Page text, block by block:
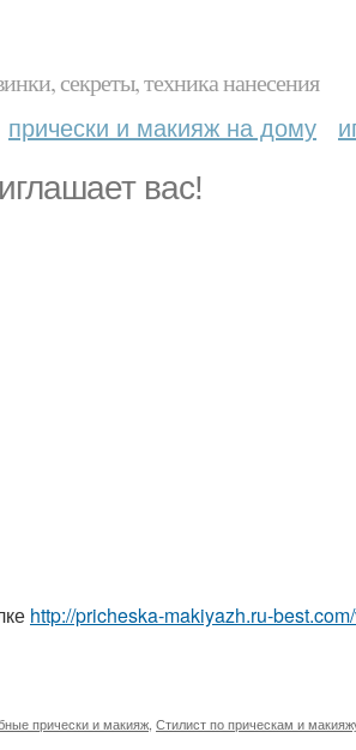
секреты, техника нанесения
прически и макияж на дому
вас!
http://pricheska-makiyazh.ru-
прически и макияж Стилист по прическам и